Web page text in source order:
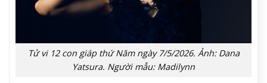
Tử vi 12 con giáp thứ Năm ngày 7/5/2026. Ảnh: Dana
Yatsura. Người mẫu: Madilynn